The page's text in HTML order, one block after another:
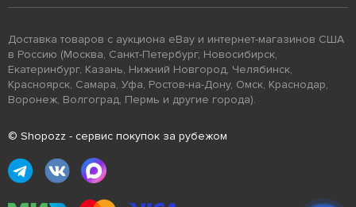
Доставка товаров с аукциона eBay и интернет-магазинов США
в Россию (Москва, Санкт-Петербург, Новосибирск,
Екатеринбург, Казань, Нижний Новгород, Челябинск,
Красноярск, Самара, Уфа, Ростов-на-Дону, Омск, Краснодар,
Воронеж, Волгоград, Пермь и другие города).
© Shopozz - сервис покупок за рубежом